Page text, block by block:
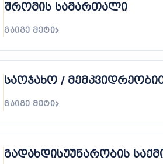
შრომის სამართალი
ᲒᲐᲘᲒᲔ ᲛᲔᲢᲘ
საოჯახო /
ᲒᲐᲘᲒᲔ ᲛᲔᲢᲘ
გადახდისუუნარობის